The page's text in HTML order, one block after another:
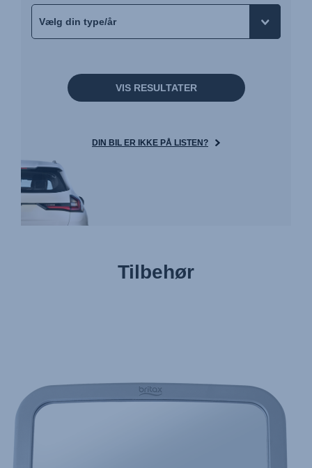
VIS RESULTATER
DIN BIL ER IKKE PÅ LISTEN?
Tilbehør